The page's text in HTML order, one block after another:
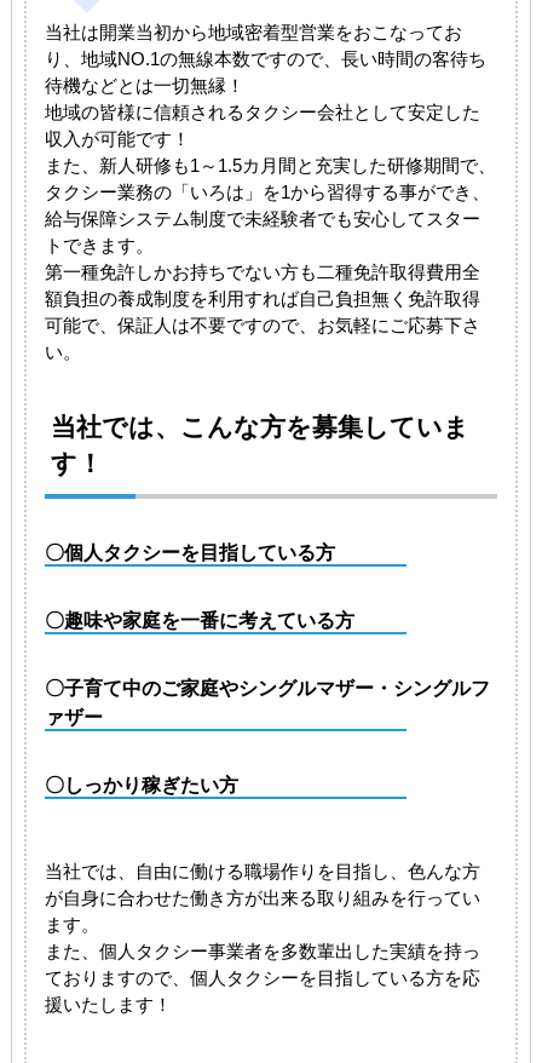
当社は開業当初から地域密着型営業をおこなってお
り、地域NO.1の無線本数ですので、長い時間の客待ち
待機などとは一切無縁！
地域の皆様に信頼されるタクシー会社として安定した
収入が可能です！
また、新人研修も1～1.5カ月間と充実した研修期間で、
タクシー業務の「いろは」を1から習得する事ができ、
給与保障システム制度で未経験者でも安心してスター
トできます。
第一種免許しかお持ちでない方も二種免許取得費用全
額負担の養成制度を利用すれば自己負担無く免許取得
可能で、保証人は不要ですので、お気軽にご応募下さ
い。
当社では、こんな方を募集していま
す！
〇個人タクシーを目指している方
〇趣味や家庭を一番に考えている方
〇子育て中のご家庭やシングルマザー・シングルフ
ァザー
〇しっかり稼ぎたい方
当社では、自由に働ける職場作りを目指し、色んな方
が自身に合わせた働き方が出来る取り組みを行ってい
ます。
また、個人タクシー事業者を多数輩出した実績を持っ
ておりますので、個人タクシーを目指している方を応
援いたします！